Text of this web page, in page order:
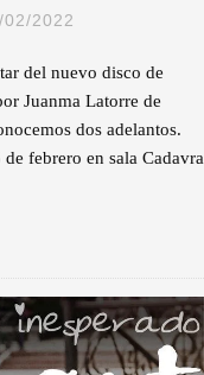
02/2022
del nuevo disco de
Juanma Latorre de
dos adelantos.
febrero en sala Cadavra